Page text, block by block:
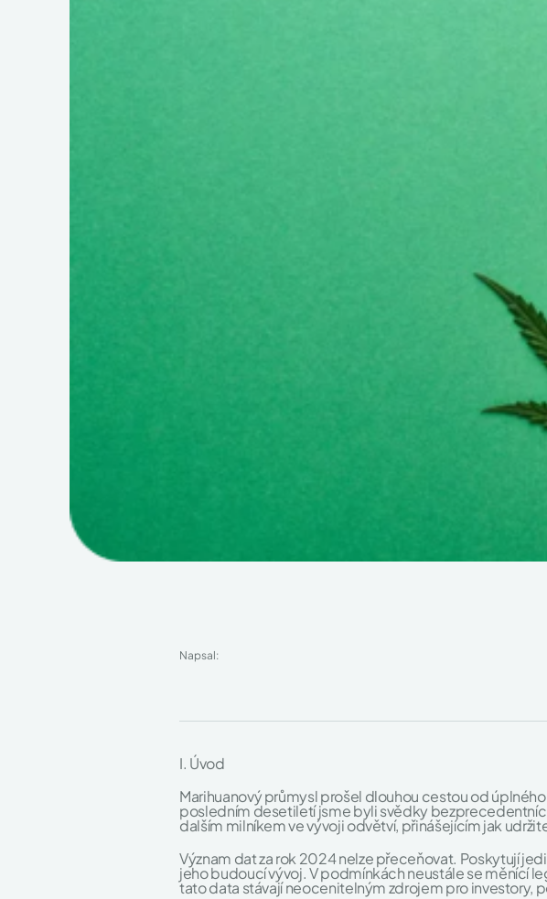
Napsal:
I. Úvod
Marihuanový průmysl prošel dlouhou cestou od
posledním desetiletí jsme byli svědky
dalším milníkem ve vývoji odvětví, přinášejícím jak
Význam dat za rok 2024 nelze přeceňovat. Poskytují
jeho budoucí vývoj. V podmínkách neustále se měnící
tato data stávají neocenitelným zdrojem pro investory,